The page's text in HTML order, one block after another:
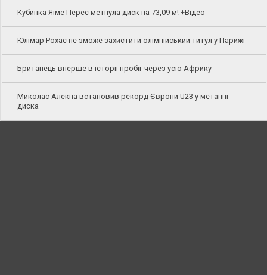
Кубинка Яіме Перес метнула диск на 73,09 м! +Відео
Юлімар Рохас не зможе захистити олімпійський титул у Парижі
Британець вперше в історії пробіг через усю Африку
Миколас Алекна встановив рекорд Європи U23 у метанні
диска